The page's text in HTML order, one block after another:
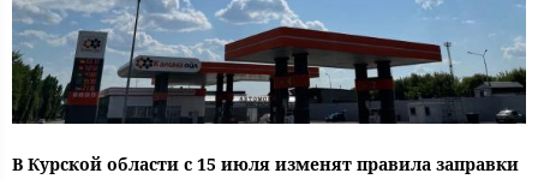
В Курской области с 15 июля изменят правила заправки